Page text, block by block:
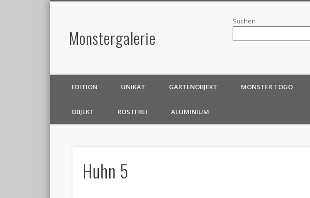
Monstergalerie
Suchen
EDITION UNIKAT GARTENOBJEKT MONSTER TOGO
OBJEKT ROSTFREI ALUMINIUM
Huhn 5